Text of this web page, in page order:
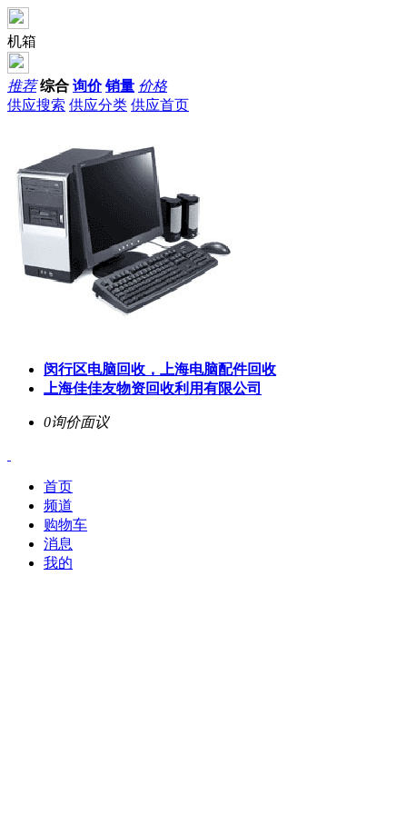
机箱
推荐 综合 询价 销量 价格
供应搜索 供应分类 供应首页
闵行区电脑回收，上海电脑配件回收
上海佳佳友物资回收利用有限公司
0询价面议
首页
频道
购物车
消息
我的